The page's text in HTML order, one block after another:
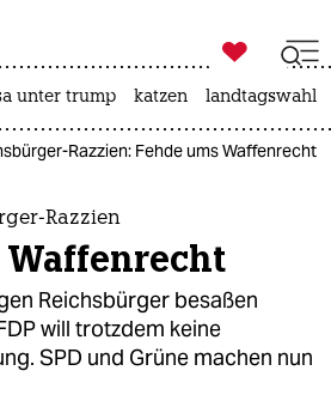
taz zahl ich
zahl ich

taz zahl ich
unter trump katzen landtagswahl
Razzien: Fehde ums Waffenrecht
Razzien
Waffenrecht
Reichsbürger besaßen
will trotzdem keine
SPD und Grüne machen nun